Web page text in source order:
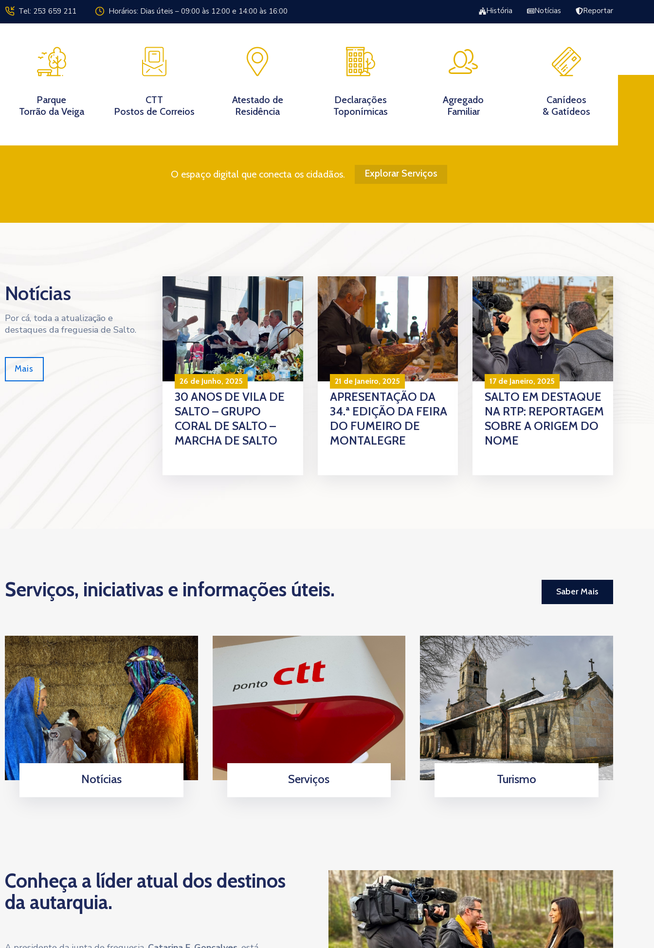
Tel: 253 659 211 Horários: Dias úteis – 09:00 às 12:00 e 14:00 às 16:00 História Notícias Reportar
Instituição Documentos Notícias Turismo Excursão Torrão da Veiga
Parque
Torrão da Veiga
CTT
Postos de Correios
Atestado de
Residência
Declarações
Toponímicas
Agregado
Familiar
Canídeos
& Gatídeos
O espaço digital que conecta os cidadãos. Explorar Serviços
Notícias
Por cá, toda a atualização e
destaques da freguesia de Salto.
Mais
26 de Junho, 2025
30 ANOS DE VILA DE
SALTO – GRUPO
CORAL DE SALTO –
MARCHA DE SALTO
21 de Janeiro, 2025
APRESENTAÇÃO DA
34.ª EDIÇÃO DA FEIRA
DO FUMEIRO DE
MONTALEGRE
17 de Janeiro, 2025
SALTO EM DESTAQUE
NA RTP: REPORTAGEM
SOBRE A ORIGEM DO
NOME
Serviços, iniciativas e informações úteis. Saber Mais
Notícias Serviços Turismo
Conheça a líder atual dos destinos
da autarquia.